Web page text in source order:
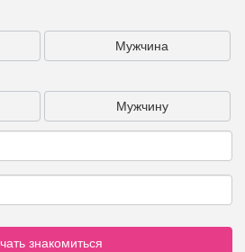
Мужчина
Мужчину
знакомиться